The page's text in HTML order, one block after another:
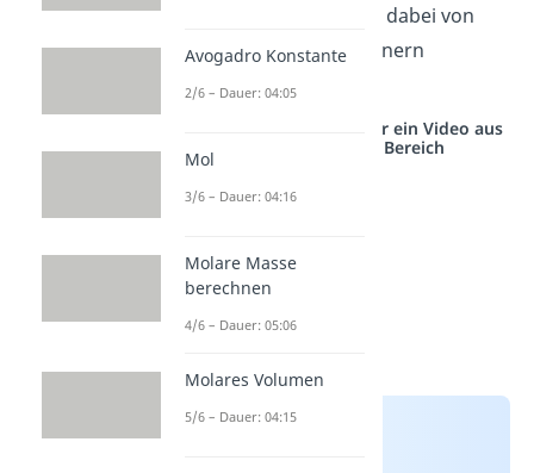
Elektronenpaar kann dabei von
beiden Bindungspartnern
‘genutzt’ werden.
Studyflix vernetzt: Hier ein Video aus
einem anderen Bereich
Avogadro Konstante
2/6 – Dauer: 04:05
Mol
3/6 – Dauer: 04:16
Molare Masse
berechnen
4/6 – Dauer: 05:06
Molares Volumen
5/6 – Dauer: 04:15